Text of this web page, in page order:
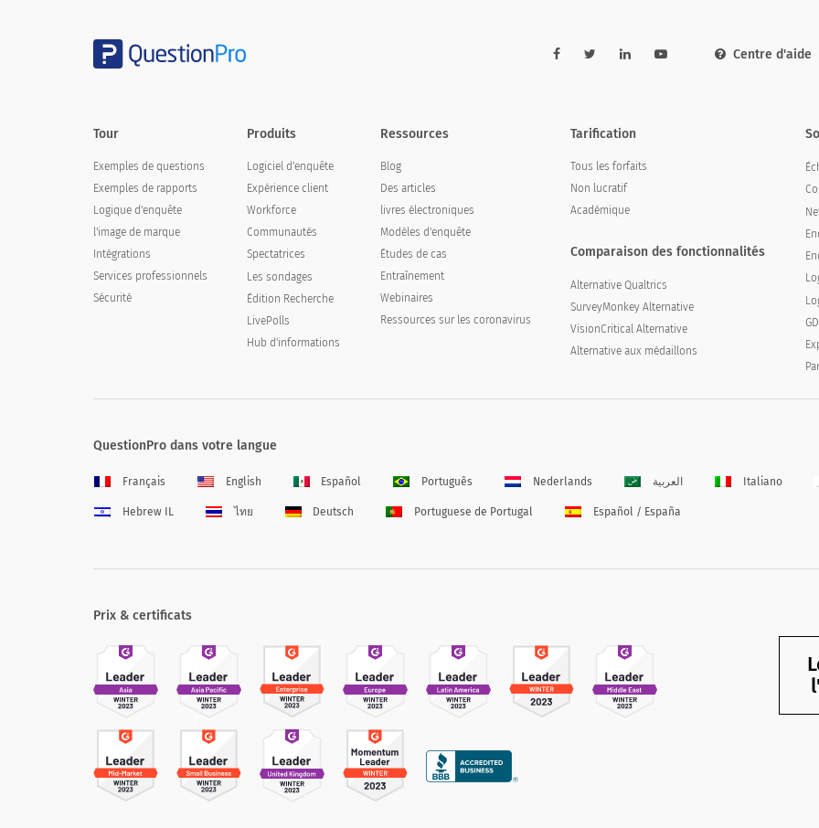
Centre d'aide
Tour
Exemples de questions
Exemples de rapports
Logique d'enquête
l'image de marque
Intégrations
Services professionnels
Sécurité
Produits
Logiciel d'enquête
Expérience client
Workforce
Communautés
Spectatrices
Les sondages
Édition Recherche
LivePolls
Hub d'informations
Ressources
Blog
Des articles
livres électroniques
Modèles d'enquête
Études de cas
Entraînement
Webinaires
Ressources sur les coronavirus
Tarification
Tous les forfaits
Non lucratif
Académique
Comparaison des fonctionnalités
Alternative Qualtrics
SurveyMonkey Alternative
VisionCritical Alternative
Alternative aux médaillons
QuestionPro dans votre langue
Français English Español Português Nederlands العربية Italiano
Hebrew IL ไทย Deutsch Portuguese de Portugal Español / España
Prix & certificats